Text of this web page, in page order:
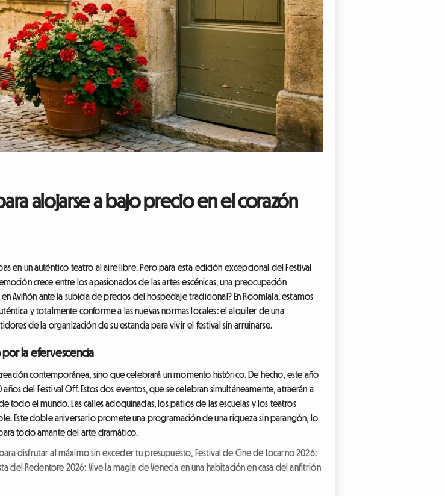
alojarse a bajo precio en el corazón
en un auténtico teatro al aire libre. Pero para esta edición excepcional del Festival
crece entre los apasionados de las artes escénicas, una preocupación
Aviñón ante la subida de precios del hospedaje tradicional? En Roomlala, estamos
y totalmente conforme a las nuevas normas locales: el alquiler de una
de la organización de su estancia para vivir el festival sin arruinarse.
por la efervescencia
contemporánea, sino que celebrará un momento histórico. De hecho, este año
del Festival Off. Estos dos eventos, que se celebran simultáneamente, atraerán a
todo el mundo. Las calles adoquinadas, los patios de las escuelas y los teatros
Este doble aniversario promete una programación de una riqueza sin parangón, lo
todo amante del arte dramático.
disfrutar al máximo sin exceder tu presupuesto Festival de Cine de Locarno 2026:
del Redentore 2026: Vive la magia de Venecia en una habitación en casa del anfitrión